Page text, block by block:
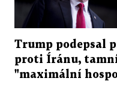
Trump podepsal
proti Íránu,
"maximální